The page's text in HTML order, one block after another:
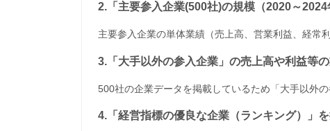
2.「主要参入企業(500社)の規模（2020～
主要参入企業の単体業績（売上高、営業利益、経常
3.「大手以外の参入企業」の売上高や利益等
500社の企業データを掲載しているため「大手以外
4.「経営指標の優良な企業（ランキング）」